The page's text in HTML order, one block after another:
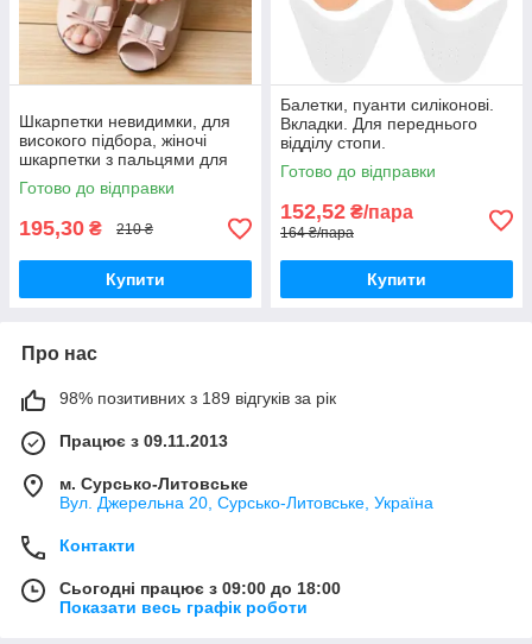
Шкарпетки невидимки, для
високого підбора, жіночі
шкарпетки з пальцями для
стоп, без п'яти.
Готово до відправки
195,30 ₴ 210 ₴
Купити
Балетки, пуанти силіконові.
Вкладки. Для переднього
відділу стопи.
Готово до відправки
152,52 ₴/пара
164 ₴/пара
Купити
Про нас
98% позитивних з 189 відгуків за рік
Працює з 09.11.2013
м. Сурсько-Литовське
Вул. Джерельна 20, Сурсько-Литовське, Україна
Контакти
Сьогодні працює з 09:00 до 18:00
Показати весь графік роботи